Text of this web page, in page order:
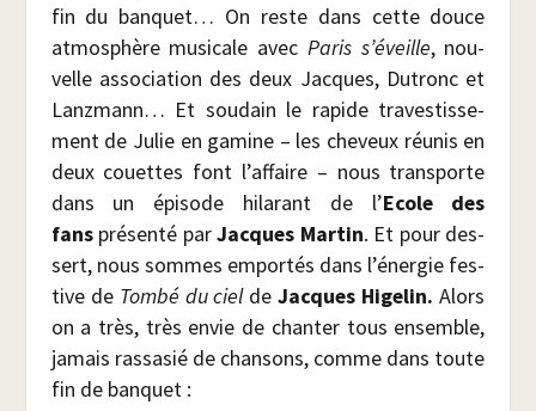
fin du ban­quet… On reste dans cette douce
atmo­sphère musi­cale avec Paris s’éveille, nou­
velle asso­cia­tion des deux Jacques, Dutronc et
Lanz­mann… Et sou­dain le rapide tra­ves­tis­se­
ment de Julie en gamine – les che­veux réunis en
deux couettes font l’affaire – nous trans­porte
dans un épi­sode hila­rant de l’Ecole des
fans pré­sen­té parJacques Mar­tin. Et pour des­
sert, nous sommes empor­tés dans l’énergie fes­
tive de Tom­bé du cieldeJacques Hige­lin.Alors
on a très, très envie de chan­ter tous ensemble,
jamais ras­sa­sié de chan­sons, comme dans toute
fin de banquet :